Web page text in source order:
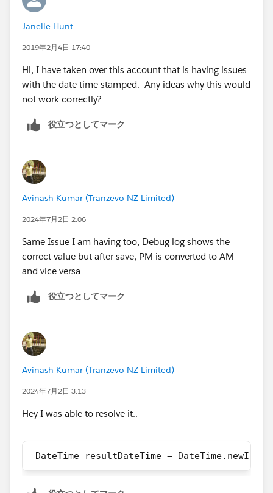
Janelle Hunt
2019年2月4日 17:40
Hi, I have taken over this account that is having issues
with the date time stamped. Any ideas why this would
not work correctly?
役立つとしてマーク
Avinash Kumar (Tranzevo NZ Limited)
2024年7月2日 2:06
Same Issue I am having too, Debug log shows the
correct value but after save, PM is converted to AM
and vice versa
役立つとしてマーク
Avinash Kumar (Tranzevo NZ Limited)
2024年7月2日 3:13
Hey I was able to resolve it..
DateTime resultDateTime =